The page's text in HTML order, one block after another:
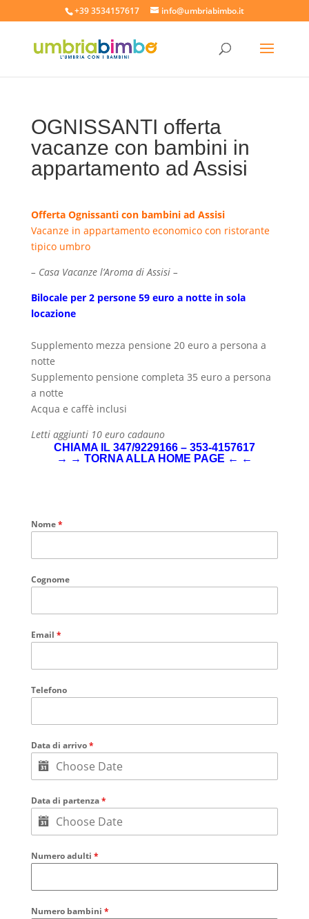
+39 3534157617 info@umbriabimbo.it
OGNISSANTI offerta
vacanze con bambini in
appartamento ad Assisi
Offerta Ognissanti con bambini ad Assisi
Vacanze in appartamento economico con ristorante
tipico umbro
– Casa Vacanze l’Aroma di Assisi –
Bilocale per 2 persone 59 euro a notte in sola
locazione
Supplemento mezza pensione 20 euro a persona a
notte
Supplemento pensione completa 35 euro a persona
a notte
Acqua e caffè inclusi
Letti aggiunti 10 euro cadauno
CHIAMA IL 347/9229166 – 353-4157617
→ → TORNA ALLA HOME PAGE ← ←
Nome*
Cognome
Email *
Telefono
Data di arrivo*
Data di partenza*
Numero adulti *
Numero bambini *